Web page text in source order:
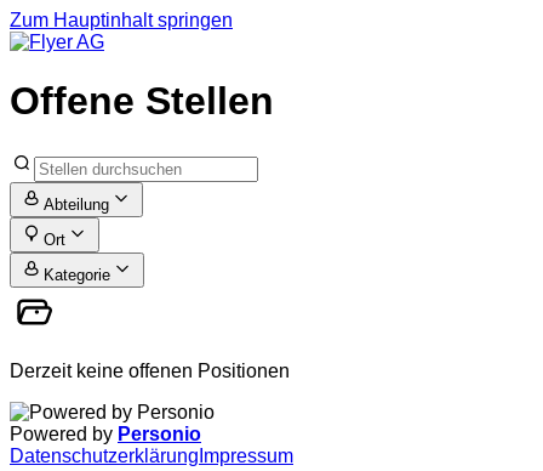
Zum Hauptinhalt springen
Offene Stellen
Abteilung
Ort
Kategorie
Derzeit keine offenen Positionen
Powered by Personio
Datenschutzerklärung Impressum